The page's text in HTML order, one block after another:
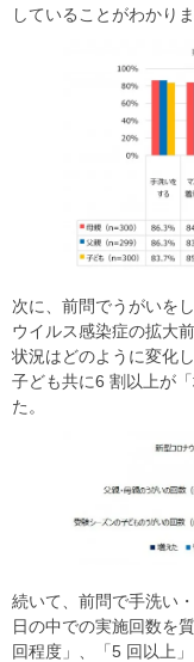
していることがわかりま
次に、前問でうがいを
ウイルス感染症の拡大
状況はどのように変化
子ども共に6 割以上が
た。
続いて、前問で手洗い
日の中での実施回数を
回程度」、「5 回以上